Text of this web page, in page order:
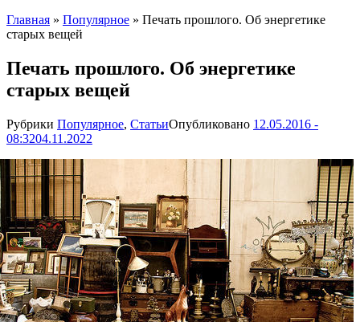
Главная » Популярное » Печать прошлого. Об энергетике
старых вещей
Печать прошлого. Об энергетике
старых вещей
Рубрики Популярное, СтатьиОпубликовано 12.05.2016 -
08:3204.11.2022